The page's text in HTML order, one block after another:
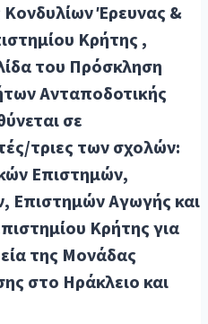
Κονδυλίων Έρευνας &
Κρήτης ,
του Πρόσκληση
Ανταποδοτικής
σε
τριες των σχολών:
Επιστημών,
Επιστημών Αγωγής και
Κρήτης για
της Μονάδας
στο Ηράκλειο και